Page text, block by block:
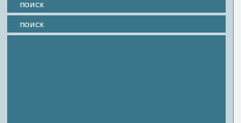
поиск
поиск